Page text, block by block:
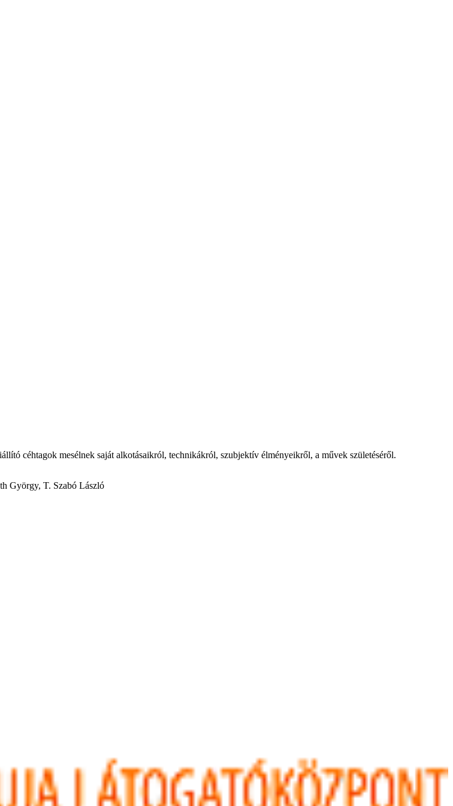
céhtagok mesélnek saját alkotásaikról, technikákról, szubjektív élményeikről, a művek születéséről.
György, T. Szabó László